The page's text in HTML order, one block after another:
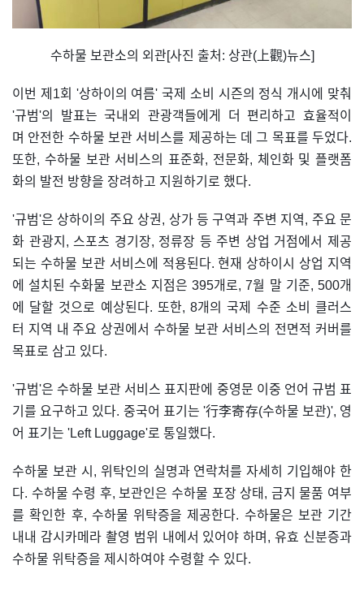
수하물 보관소의 외관[사진 출처: 상관(上觀)뉴스]
이번 제1회 '상하이의 여름' 국제 소비 시즌의 정식 개시에 맞춰
'규범'의 발표는 국내외 관광객들에게 더 편리하고 효율적이
며 안전한 수하물 보관 서비스를 제공하는 데 그 목표를 두었다.
또한, 수하물 보관 서비스의 표준화, 전문화, 체인화 및 플랫폼
화의 발전 방향을 장려하고 지원하기로 했다.
'규범'은 상하이의 주요 상권, 상가 등 구역과 주변 지역, 주요 문
화 관광지, 스포츠 경기장, 정류장 등 주변 상업 거점에서 제공
되는 수하물 보관 서비스에 적용된다. 현재 상하이시 상업 지역
에 설치된 수화물 보관소 지점은 395개로, 7월 말 기준, 500개
에 달할 것으로 예상된다. 또한, 8개의 국제 수준 소비 클러스
터 지역 내 주요 상권에서 수하물 보관 서비스의 전면적 커버를
목표로 삼고 있다.
'규범'은 수하물 보관 서비스 표지판에 중영문 이중 언어 규범 표
기를 요구하고 있다. 중국어 표기는 '行李寄存(수하물 보관)', 영
어 표기는 'Left Luggage'로 통일했다.
수하물 보관 시, 위탁인의 실명과 연락처를 자세히 기입해야 한
다. 수하물 수령 후, 보관인은 수하물 포장 상태, 금지 물품 여부
를 확인한 후, 수하물 위탁증을 제공한다. 수하물은 보관 기간
내내 감시카메라 촬영 범위 내에서 있어야 하며, 유효 신분증과
수하물 위탁증을 제시하여야 수령할 수 있다.